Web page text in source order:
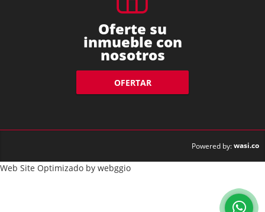
Oferte su
inmueble con
nosotros
OFERTAR
Powered by:wasi.co
Web Site Optimizado by webggio